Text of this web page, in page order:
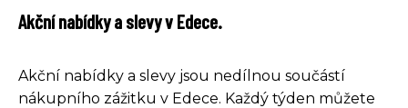
Akční nabídky a slevy v Edece.
Akční nabídky a slevy jsou nedílnou součástí
nákupního zážitku v Edece. Každý týden můžete